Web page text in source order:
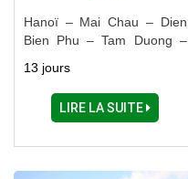
Hanoï – Mai Chau – Dien
Bien Phu – Tam Duong –
13 jours
LIRE LA SUITE